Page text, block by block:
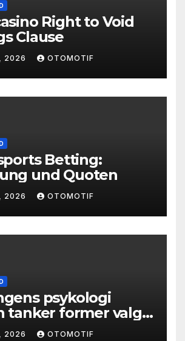
Right to Void
Clause
2026 OTOMOTIF
Betting:
und Quoten
2026 OTOMOTIF
psykologi
tanker former valg
2026 OTOMOTIF